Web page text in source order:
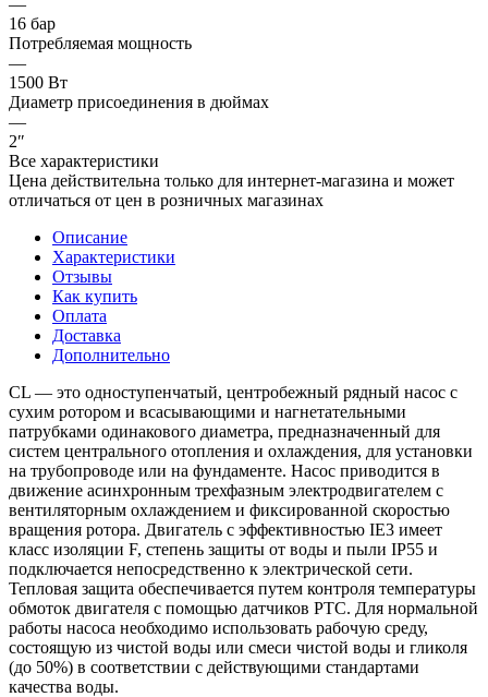
16 бар
Потребляемая мощность
—
1500 Вт
Диаметр присоединения в дюймах
—
2″
Все характеристики
Цена действительна только для интернет-магазина и может
отличаться от цен в розничных магазинах
Описание
Характеристики
Отзывы
Как купить
Оплата
Доставка
Дополнительно
CL — это одноступенчатый, центробежный рядный насос с
сухим ротором и всасывающими и нагнетательными
патрубками одинакового диаметра, предназначенный для
систем центрального отопления и охлаждения, для установки
на трубопроводе или на фундаменте. Насос приводится в
движение асинхронным трехфазным электродвигателем с
вентиляторным охлаждением и фиксированной скоростью
вращения ротора. Двигатель с эффективностью IE3 имеет
класс изоляции F, степень защиты от воды и пыли IP55 и
подключается непосредственно к электрической сети.
Тепловая защита обеспечивается путем контроля температуры
обмоток двигателя с помощью датчиков PTC. Для нормальной
работы насоса необходимо использовать рабочую среду,
состоящую из чистой воды или смеси чистой воды и гликоля
(до 50%) в соответствии с действующими стандартами
качества воды.